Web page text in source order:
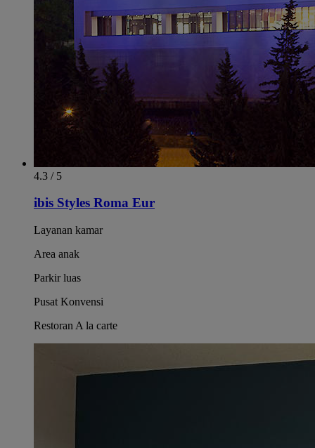
4.3 / 5
ibis Styles Roma Eur
Layanan kamar
Area anak
Parkir luas
Pusat Konvensi
Restoran A la carte